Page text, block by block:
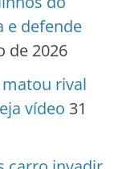
e defende
de 2026
rival
vídeo 31